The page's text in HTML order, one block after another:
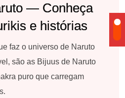
— Conheça
e histórias
faz o universo de Naruto
são as Bijuus de Naruto
puro que carregam